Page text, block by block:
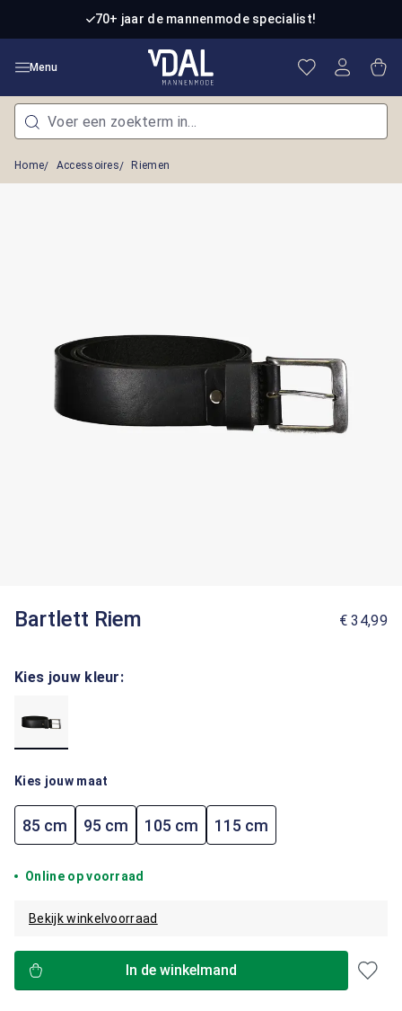
Ga naar de hoofdinhoud70+ jaar de mannenmode specialist!
Menu Je hebt 0
Home Accessoires Riemen
Bartlett Riem € 34,99
Kies jouw kleur:
Kies jouw maat
85 cm 95 cm 105 cm 115 cm
Online op voorraad
Bekijk winkelvoorraad
In de winkelmand